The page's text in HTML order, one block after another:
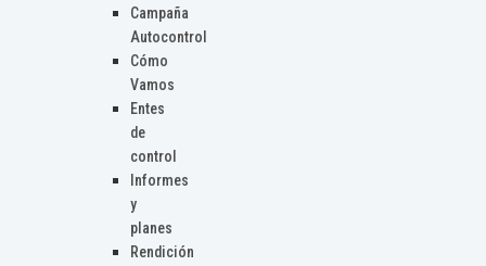
Campaña
Autocontrol
Cómo
Vamos
Entes
de
control
Informes
y
planes
Rendición